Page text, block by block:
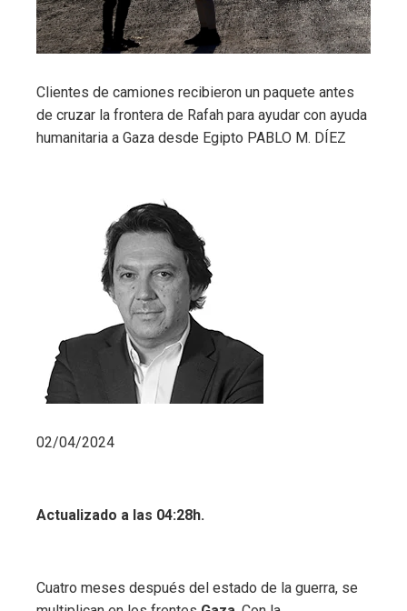
Clientes de camiones recibieron un paquete antes
de cruzar la frontera de Rafah para ayudar con ayuda
humanitaria a Gaza desde Egipto PABLO M. DÍEZ
02/04/2024
Actualizado a las 04:28h.
Cuatro meses después del estado de la guerra, se